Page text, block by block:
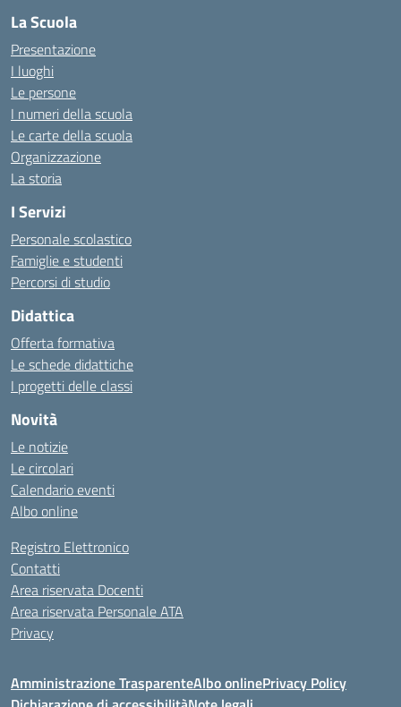
La Scuola
Presentazione
I luoghi
Le persone
I numeri della scuola
Le carte della scuola
Organizzazione
La storia
I Servizi
Personale scolastico
Famiglie e studenti
Percorsi di studio
Didattica
Offerta formativa
Le schede didattiche
I progetti delle classi
Novità
Le notizie
Le circolari
Calendario eventi
Albo online
Registro Elettronico
Contatti
Area riservata Docenti
Area riservata Personale ATA
Privacy
Amministrazione TrasparenteAlbo onlinePrivacy Policy